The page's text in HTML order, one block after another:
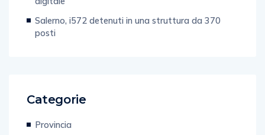
Salerno, i572 detenuti in una struttura da 370
posti
Categorie
Provincia